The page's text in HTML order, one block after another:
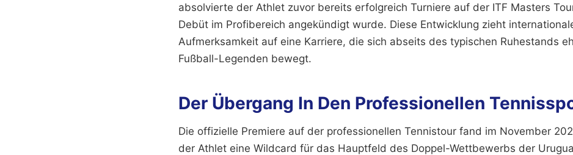
absolvierte der Athlet zuvor bereits erfolgreich Turniere auf der ITF Masters
Debüt im Profibereich angekündigt wurde. Diese Entwicklung zieht
Aufmerksamkeit auf eine Karriere, die sich abseits des typischen Ruhestands
Fußball-Legenden bewegt.
Der Übergang In Den Professionellen
Die offizielle Premiere auf der professionellen Tennistour fand im November
der Athlet eine Wildcard für das Hauptfeld des Doppel-Wettbewerbs der